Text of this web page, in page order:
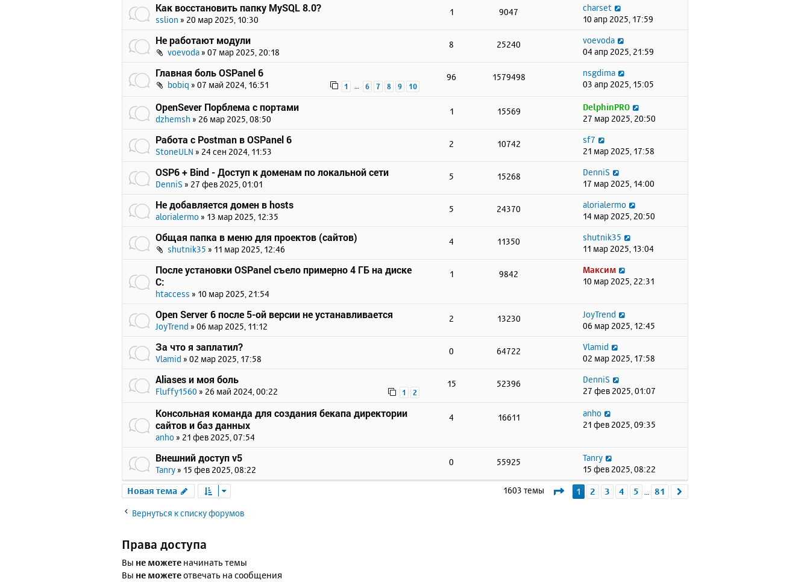
Как восстановить папку MySQL 8.0?
sslion » 20 мар 2025, 10:30
1 9047
charset
10 апр 2025, 17:59
Не работают модули
voevoda» 07 мар 2025, 20:18
8 25240
voevoda
04 апр 2025, 21:59
Главная боль OSPanel 6
bobiq » 07 май 2024, 16:51 1 6 7 8 9 10
96 1579498
nsgdima
03 апр 2025, 15:05
OpenSever Порблема с портами
dzhemsh » 26 мар 2025, 08:50
1 15569
DelphinPRO
27 мар 2025, 20:50
Работа с Postman в OSPanel 6
StoneULN » 24 сен 2024, 11:53
2 10742
sf7
21 мар 2025, 17:58
OSP6 + Bind - Доступ к доменам по локальной сети
DenniS » 27 фев 2025, 01:01
5 15268
DenniS
17 мар 2025, 14:00
Не добавляется домен в hosts
alorialermo » 13 мар 2025, 12:35
5 24370
alorialermo
14 мар 2025, 20:50
Общая папка в меню для проектов (сайтов)
shutnik35 » 11 мар 2025, 12:46
4 11350
shutnik35
11 мар 2025, 13:04
После установки OSPanel съело примерно 4 ГБ на диске
C:
htaccess » 10 мар 2025, 21:54
1 9842
Максим
10 мар 2025, 22:31
Open Server 6 после 5-ой версии не устанавливается
JoyTrend » 06 мар 2025, 11:12
2 13230
JoyTrend
06 мар 2025, 12:45
За что я заплатил?
Vlamid » 02 мар 2025, 17:58
0 64722
Vlamid
02 мар 2025, 17:58
Aliases и моя боль
Fluffy1560 » 26 май 2024, 00:22 1 2
15 52396
DenniS
27 фев 2025, 01:07
Консольная команда для создания бекапа директории
сайтов и баз данных
anho » 21 фев 2025, 07:54
4 16611
anho
21 фев 2025, 09:35
Внешний доступ v5
Tanry » 15 фев 2025, 08:22
0 55925
Tanry
15 фев 2025, 08:22
Новая тема 1603 темы Страница1 из 81
1 2 3 4 5 81
Вернуться к списку форумов
Права доступа
Вы не можете начинать темы
Вы не можетеотвечать на сообщения